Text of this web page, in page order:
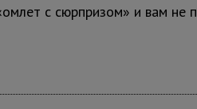
с сюрпризом» и вам не